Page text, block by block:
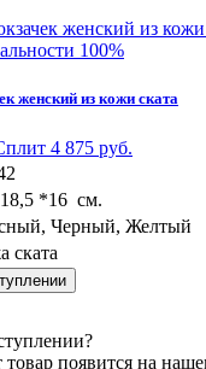
100%
женский из кожи ската
4 875 руб.
*16 см.
Черный, Желтый
ската
товар появится на